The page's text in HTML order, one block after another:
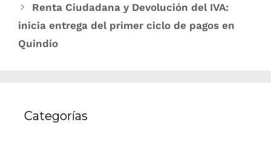
Renta Ciudadana y Devolución del IVA:
inicia entrega del primer ciclo de pagos en
Quindío
Categorías